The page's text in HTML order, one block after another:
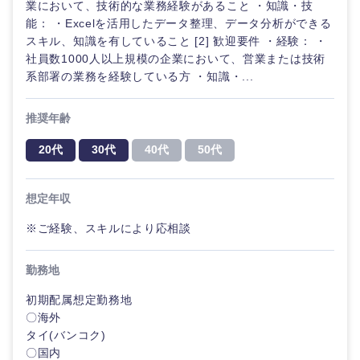
業において、技術的な業務経験があること ・知識・技
能： ・Excelを活用したデータ整理、データ分析ができる
スキル、知識を有していること [2] 歓迎要件 ・経験： ・
社員数1000人以上規模の企業において、営業または技術
系部署の業務を経験している方 ・知識・...
推奨年齢
20代 30代 40代 50代
想定年収
※ご経験、スキルにより応相談
勤務地
初期配属想定勤務地
〇海外
タイ(バンコク)
〇国内